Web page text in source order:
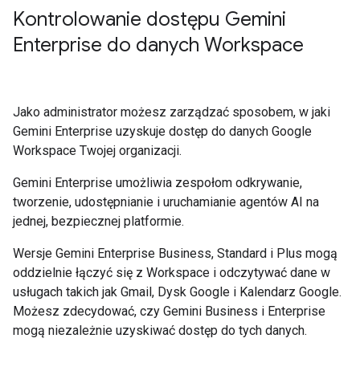
Kontrolowanie dostępu Gemini
Enterprise do danych Workspace
Jako administrator możesz zarządzać sposobem, w jaki
Gemini Enterprise uzyskuje dostęp do danych Google
Workspace Twojej organizacji.
Gemini Enterprise umożliwia zespołom odkrywanie,
tworzenie, udostępnianie i uruchamianie agentów AI na
jednej, bezpiecznej platformie.
Wersje Gemini Enterprise Business, Standard i Plus mogą
oddzielnie łączyć się z Workspace i odczytywać dane w
usługach takich jak Gmail, Dysk Google i Kalendarz Google.
Możesz zdecydować, czy Gemini Business i Enterprise
mogą niezależnie uzyskiwać dostęp do tych danych.